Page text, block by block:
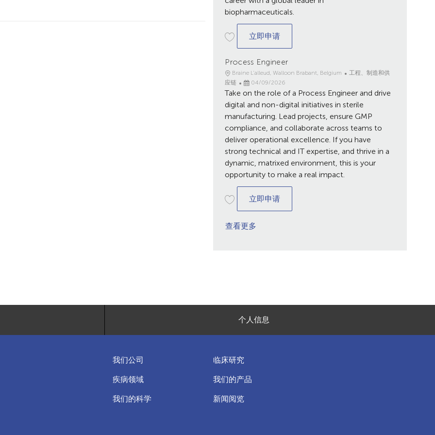
biopharmaceuticals.
立即申请Automation Engineer
Process Engineer
地
点
Braine L'alleud, Walloon Brabant, Belgium
类
工程、制造和供
应链
已
发
布
期
04/09/2026
Take on the role of a Process Engineer and drive
digital and non-digital initiatives in sterile
manufacturing. Lead projects, ensure GMP
compliance, and collaborate across teams to
deliver operational excellence. If you have
strong technical and IT expertise, and thrive in a
dynamic, matrixed environment, this is your
opportunity to make a real impact.
立即申请Process Engineer
查看更多
个人信息
我们公司
疾病领域
我们的科学
临床研究
我们的产品
新闻阅览